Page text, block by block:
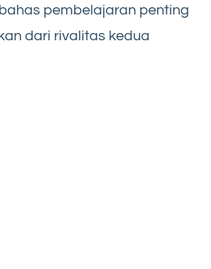
pembelajaran penting
dari rivalitas kedua